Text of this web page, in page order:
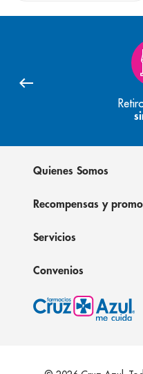
Quienes Somos
Recompensas y
Servicios
Convenios